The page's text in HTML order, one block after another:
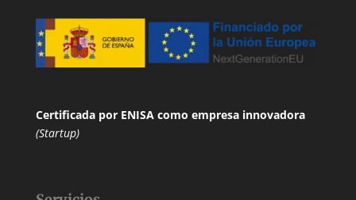
Certificada por ENISAcomo empresa innovadora
(Startup)